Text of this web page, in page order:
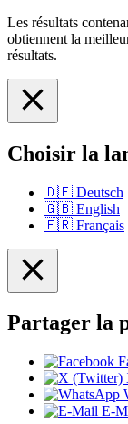
Les résultats
obtiennent la
résultats.
Choisir la
🇩🇪 Deutsch
🇬🇧 English
🇫🇷 Français
Partager la
E-